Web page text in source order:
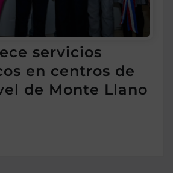
servicios
en centros de
de Monte Llano